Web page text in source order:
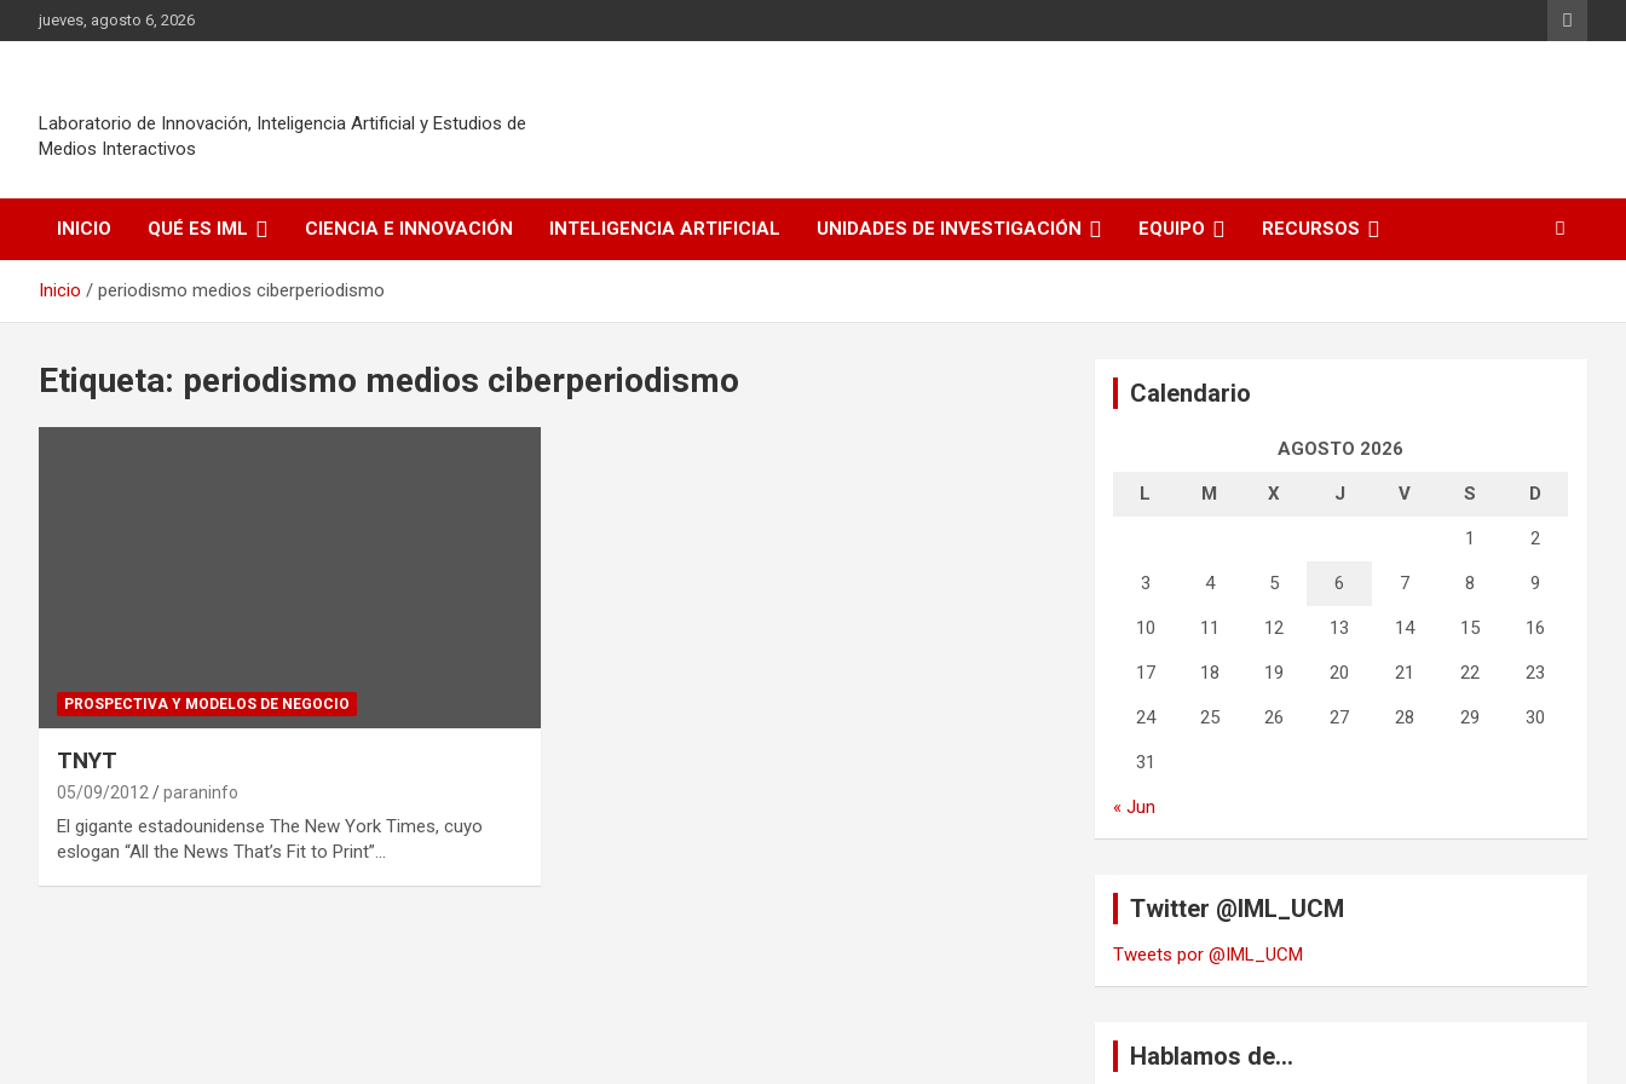
Saltar
al
jueves, agosto 6, 2026
Laboratorio de Innovación, Inteligencia Artificial y Estudios de
Medios Interactivos
INICIO QUÉ ES IML CIENCIA E INNOVACIÓN INTELIGENCIA ARTIFICIAL UNIDADES DE INVESTIGACIÓN EQUIPO RECURSOS
Inicio periodismo medios ciberperiodismo
Etiqueta: periodismo medios ciberperiodismo
PROSPECTIVA Y MODELOS DE NEGOCIO
TNYT
05/09/2012 paraninfo
El gigante estadounidense The New York Times, cuyo
eslogan “All the News That’s Fit to Print”…
Calendario
AGOSTO 2026
L M X J V S D
1 2
3 4 5 6 7 8 9
10 11 12 13 14 15 16
17 18 19 20 21 22 23
24 25 26 27 28 29 30
31
« Jun
Twitter @IML_UCM
Tweets por @IML_UCM
Hablamos de…